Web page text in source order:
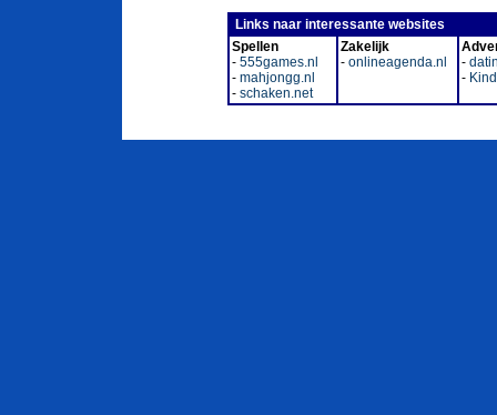
Links naar interessante websites
Spellen
- 555games.nl
- mahjongg.nl
- schaken.net
Zakelijk
- onlineagenda.nl
-
-